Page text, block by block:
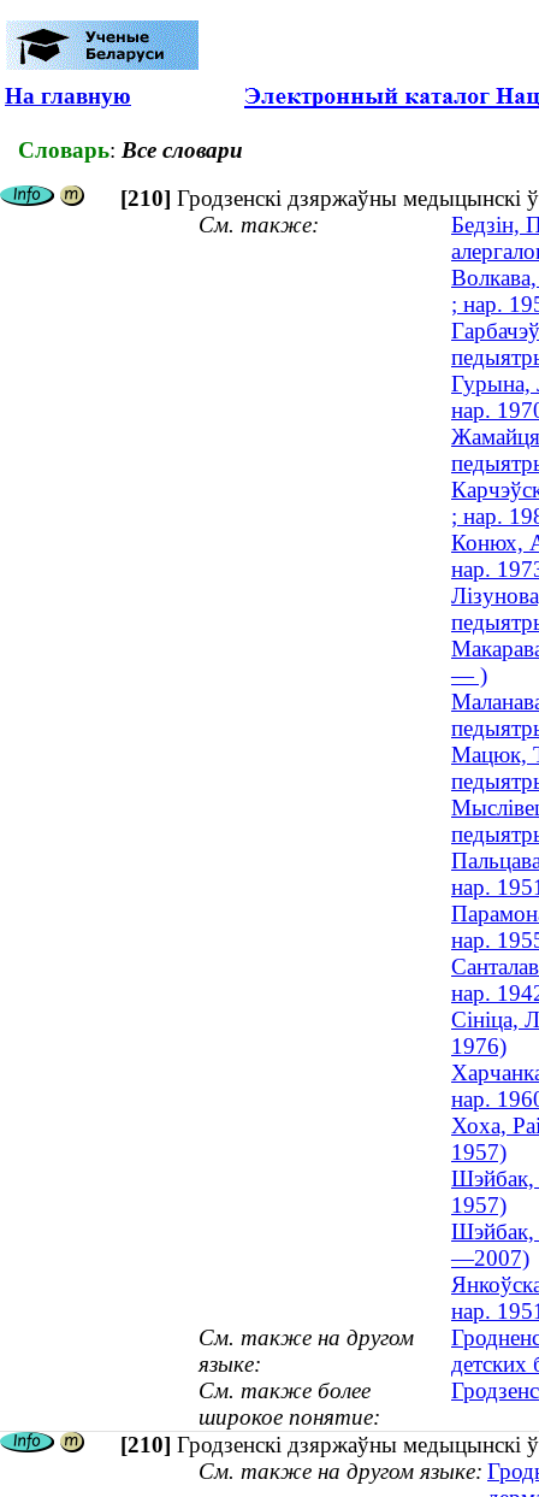
На главную
Словарь: Все словари
[210] Гродзенскі дзяржаўны медыцынскі
См. также:
Бедзін,
; нар.
Гурына,
нар.
; нар.
Конюх,
нар.
— )
Мацюк,
нар.
нар.
нар.
Сініца,
1976)
нар.
Хоха,
1957)
Шэйбак,
1957)
Шэйбак,
—2007)
нар.
См. также на другом
языке:
детских
См. также более
широкое понятие:
[210] Гродзенскі дзяржаўны медыцынскі
См. также на другом языке: